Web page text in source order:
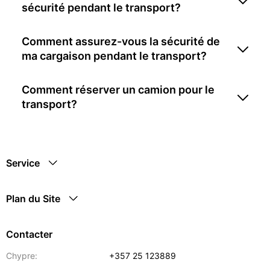
sécurité pendant le transport?
Comment assurez-vous la sécurité de
ma cargaison pendant le transport?
Comment réserver un camion pour le
transport?
Service
Plan du Site
Contacter
Chypre:
+357 25 123889